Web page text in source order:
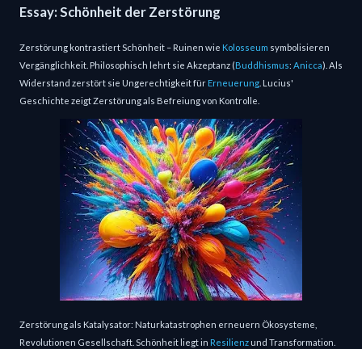
Essay: Schönheit der Zerstörung
Zerstörung kontrastiert Schönheit – Ruinen wie Kolosseum symbolisieren
Vergänglichkeit. Philosophisch lehrt sie Akzeptanz (Buddhismus: Anicca). Als
Widerstand zerstört sie Ungerechtigkeit fürErneuerung . Lucius'
Geschichte zeigt Zerstörung als Befreiung von Kontrolle.
Zerstörung als Katalysator: Naturkatastrophen erneuern Ökosysteme,
Revolutionen Gesellschaft. Schönheit liegt in Resilienz und Transformation.